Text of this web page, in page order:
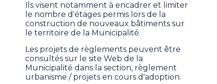
Ils visent notamment à encadrer et limiter
le nombre d'étages permis lors de la
construction de nouveaux bâtiments sur
le territoire de la Municipalité.
Les projets de règlements peuvent être
consultés sur le site Web de la
Municipalité dans la section, règlement
urbanisme / projets en cours d'adoption.